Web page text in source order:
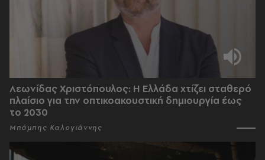
Λεωνίδας Χριστόπουλος: Η Ελλάδα χτίζει σταθερό
πλαίσιο για την οπτικοακουστική δημιουργία έως
το 2030
Μπάμπης Καλογιάννης